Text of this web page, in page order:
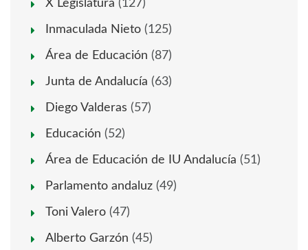
X Legislatura (127)
Inmaculada Nieto (125)
Área de Educación (87)
Junta de Andalucía (63)
Diego Valderas (57)
Educación (52)
Área de Educación de IU Andalucía (51)
Parlamento andaluz (49)
Toni Valero (47)
Alberto Garzón (45)